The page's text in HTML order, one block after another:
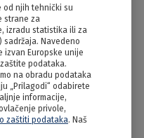
s pancetom
od njih tehnički su
strane za
izradu statistika ili za
Navedeno
izvan Europske unije
podataka.
na obradu podataka
„Prilagodi“ odabirete
informacije,
privole,
zaštiti podataka. Naš